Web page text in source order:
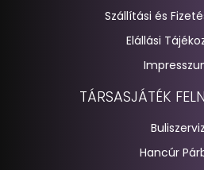
Szállítási és
Elállási
TÁRSASJÁTÉK
Buliszerviz
Hancúr